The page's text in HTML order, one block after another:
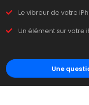
Le vibreur de votre
Un élément sur votre
Une